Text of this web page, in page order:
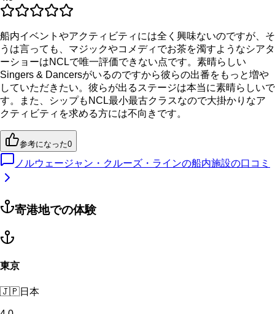
船内イベントやアクティビティには全く興味ないのですが、そ
うは言っても、マジックやコメディでお茶を濁すようなシアタ
ーショーはNCLで唯一評価できない点です。素晴らしい
Singers & Dancersがいるのですから彼らの出番をもっと増や
していただきたい。彼らが出るステージは本当に素晴らしいで
す。また、シップもNCL最小最古クラスなので大掛かりなア
クティビティを求める方には不向きです。
参考になった0
ノルウェージャン・クルーズ・ラインの船内施設の口コミ
寄港地での体験
東京
🇯🇵日本